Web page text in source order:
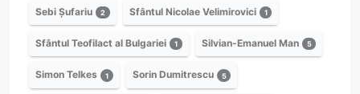
Sebi Șufariu 2 Sfântul Nicolae Velimirovici 1
Sfântul Teofilact al Bulgariei 1 Silvian-Emanuel Man 5
Simon Telkes 1 Sorin Dumitrescu 5